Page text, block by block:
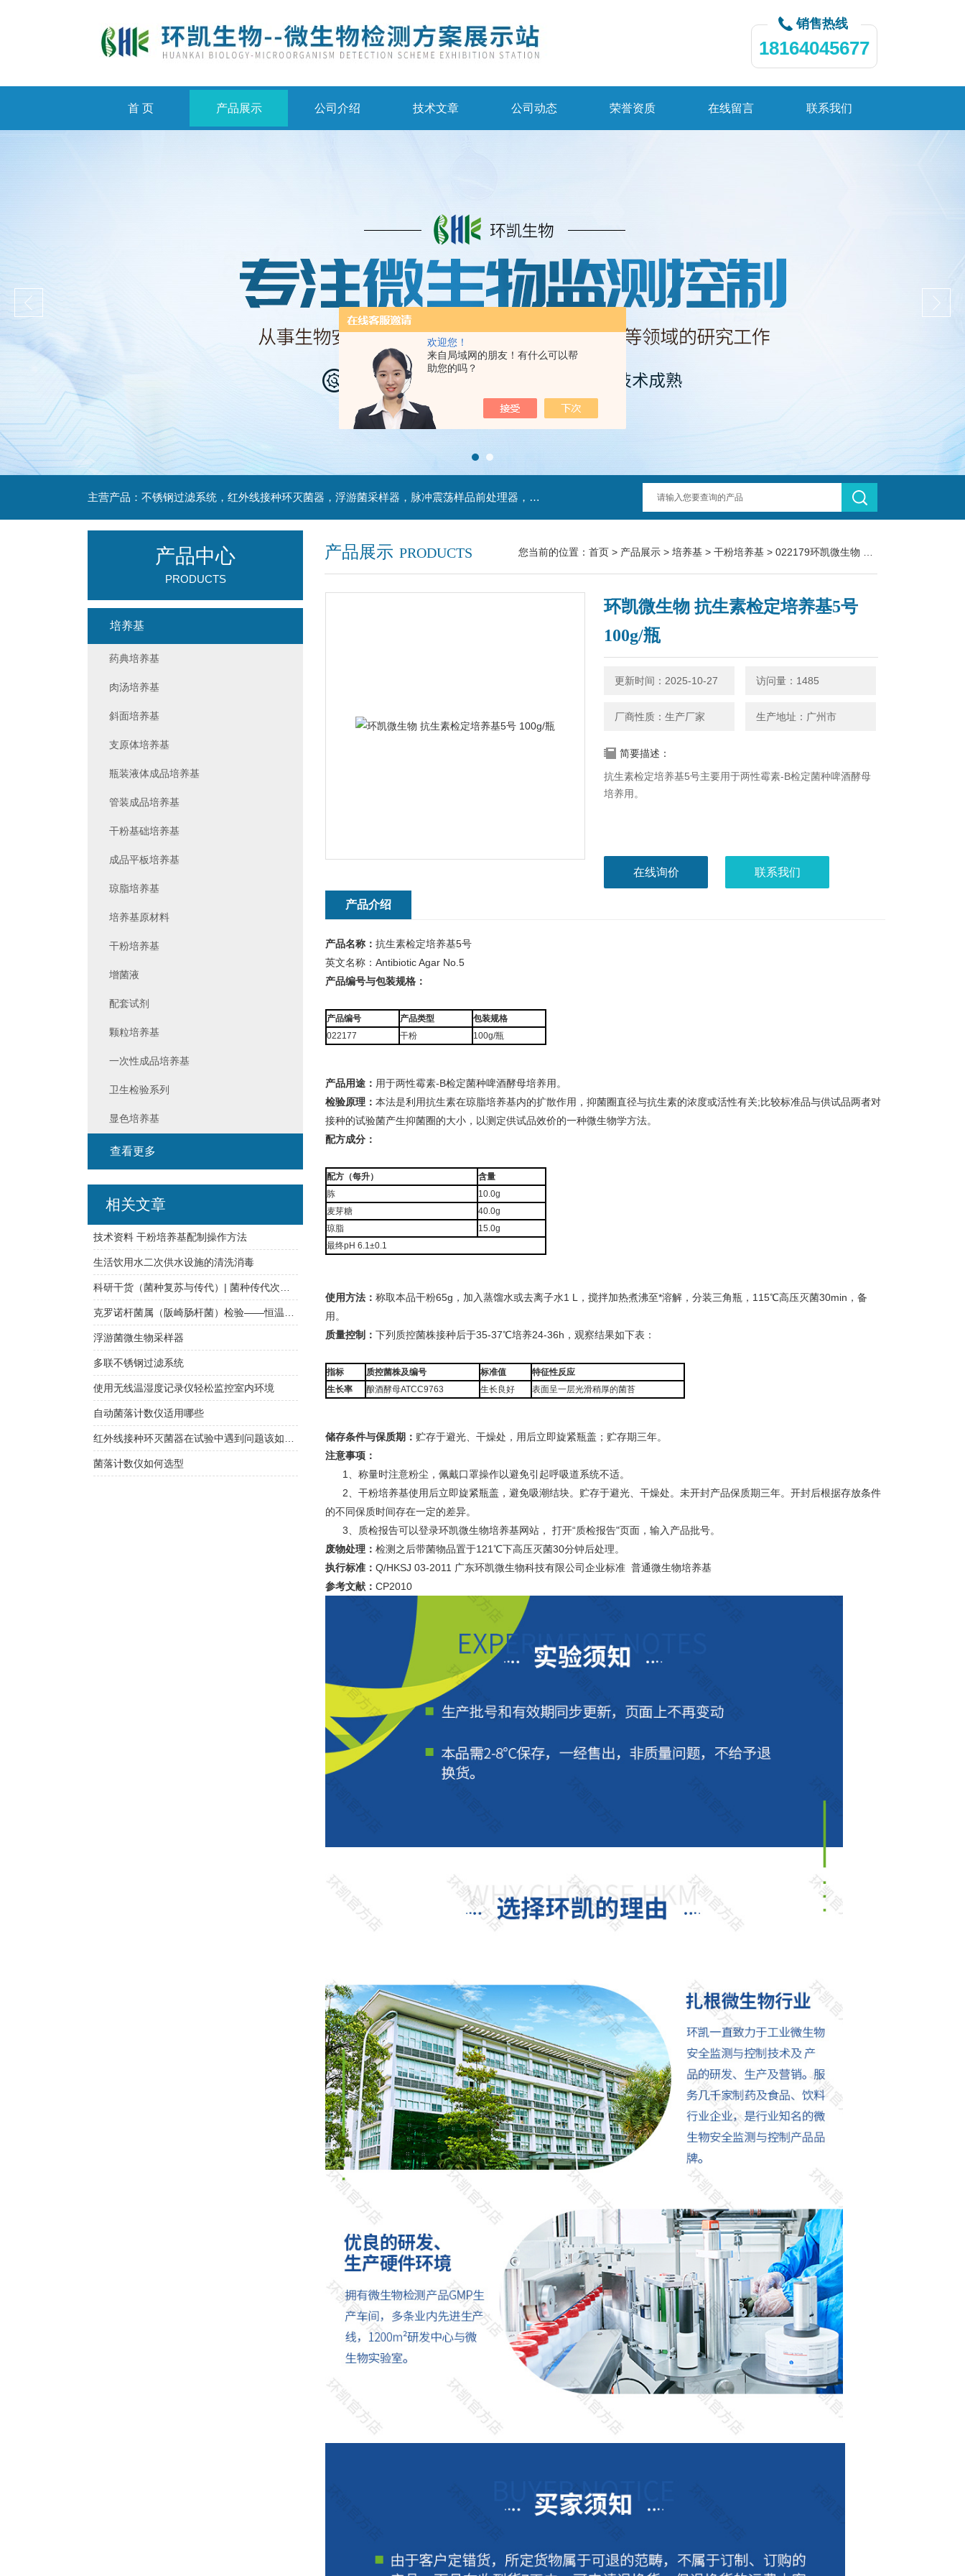
欢迎您！
来自局域网的朋友！有什么可以帮
助您的吗？
销售热线
18164045677
首 页 产品展示 公司介绍 技术文章 公司动态 荣誉资质 在线留言 联系我们
主营产品：不锈钢过滤系统，红外线接种环灭菌器，浮游菌采样器，脉冲震荡样品前处理器，数字化智能电热鼓风干燥箱，数字化智能电热恒温培养箱，实验室设备及环境温湿度监测系统，洁净工作台等实验设仪器设备。
产品展示 PRODUCTS 您当前的位置： 首页 > 产品展示 > 培养基 > 干粉培养基 > 022179环凯微生物 抗生素检定培养基5号 100g/瓶
环凯微生物 抗生素检定培养基5号
100g/瓶
更新时间：2025-10-27 访问量：1485
厂商性质：生产厂家 生产地址：广州市
简要描述：
抗生素检定培养基5号主要用于两性霉素-B检定菌种啤酒酵母
培养用。
在线询价 联系我们
产品介绍
产品名称： 抗生素检定培养基5号
英文名称：Antibiotic Agar No.5
产品编号与包装规格：
产品编号 产品类型
包装规格
022177
干粉 100g/瓶
产品用途： 用于两性霉素-B检定菌种啤酒酵母培养用。
检验原理： 本法是利用抗生素在琼脂培养基内的扩散作用，抑菌圈直径与抗生素的浓度或活性有关;比较标准品与供试品两者对
接种的试验菌产生抑菌圈的大小，以测定供试品效价的一种微生物学方法。
配方成分：
配方（每升）
含量
胨
10.0g
麦芽糖
40.0g
琼脂
15.0g
最终pH 6.1±0.1
使用方法： 称取本品干粉65g，加入蒸馏水或去离子水1 L，搅拌加热煮沸至*溶解，分装三角瓶，115℃高压灭菌30min，备
用。
质量控制： 下列质控菌株接种后于35-37℃培养24-36h，观察结果如下表：
指标 质控菌株及编号 标准值
特征性反应
生长率
酿酒酵母ATCC9763 生长良好 表面呈一层光滑稍厚的菌苔
储存条件与保质期： 贮存于避光、干燥处，用后立即旋紧瓶盖；贮存期三年。
注意事项：
1、称量时注意粉尘，佩戴口罩操作以避免引起呼吸道系统不适。
2、干粉培养基使用后立即旋紧瓶盖，避免吸潮结块。贮存于避光、干燥处。未开封产品保质期三年。开封后根据存放条件
的不同保质时间存在一定的差异。
3、质检报告可以登录环凯微生物培养基网站， 打开“质检报告"页面，输入产品批号。
废物处理： 检测之后带菌物品置于121℃下高压灭菌30分钟后处理。
执行标准： Q/HKSJ 03-2011 广东环凯微生物科技有限公司企业标准 普通微生物培养基
参考文献： CP2010
产品中心
PRODUCTS
培养基
药典培养基
肉汤培养基
斜面培养基
支原体培养基
瓶装液体成品培养基
管装成品培养基
干粉基础培养基
成品平板培养基
琼脂培养基
培养基原材料
干粉培养基
增菌液
配套试剂
颗粒培养基
一次性成品培养基
卫生检验系列
显色培养基
查看更多
相关文章
技术资料 干粉培养基配制操作方法
生活饮用水二次供水设施的清洗消毒
浮游菌微生物采样器
多联不锈钢过滤系统
使用无线温湿度记录仪轻松监控室内环境
自动菌落计数仪适用哪些
菌落计数仪如何选型